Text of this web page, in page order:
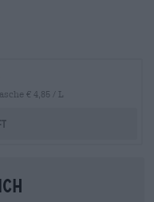
€ 4,85 / L